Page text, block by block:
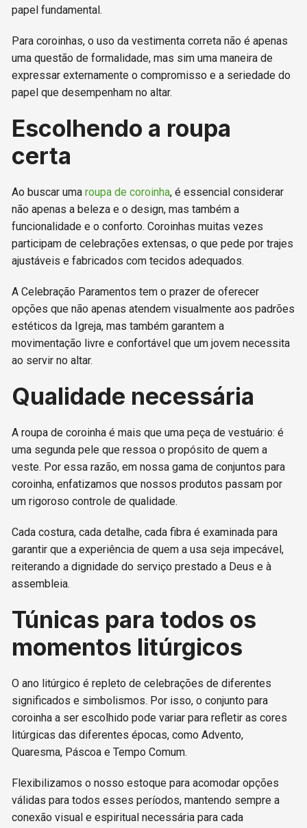
papel fundamental.
Para coroinhas, o uso da vestimenta correta não é apenas
uma questão de formalidade, mas sim uma maneira de
expressar externamente o compromisso e a seriedade do
papel que desempenham no altar.
Escolhendo a roupa
certa
Ao buscar umaroupa de coroinha, é essencial considerar
não apenas a beleza e o design, mas também a
funcionalidade e o conforto. Coroinhas muitas vezes
participam de celebrações extensas, o que pede por trajes
ajustáveis e fabricados com tecidos adequados.
A Celebração Paramentos tem o prazer de oferecer
opções que não apenas atendem visualmente aos padrões
estéticos da Igreja, mas também garantem a
movimentação livre e confortável que um jovem necessita
ao servir no altar.
Qualidade necessária
A roupa de coroinha é mais que uma peça de vestuário: é
uma segunda pele que ressoa o propósito de quem a
veste. Por essa razão, em nossa gama de conjuntos para
coroinha, enfatizamos que nossos produtos passam por
um rigoroso controle de qualidade.
Cada costura, cada detalhe, cada fibra é examinada para
garantir que a experiência de quem a usa seja impecável,
reiterando a dignidade do serviço prestado a Deus e à
assembleia.
Túnicas para todos os
momentos litúrgicos
O ano litúrgico é repleto de celebrações de diferentes
significados e simbolismos. Por isso, o conjunto para
coroinha a ser escolhido pode variar para refletir as cores
litúrgicas das diferentes épocas, como Advento,
Quaresma, Páscoa e Tempo Comum.
Flexibilizamos o nosso estoque para acomodar opções
válidas para todos esses períodos, mantendo sempre a
conexão visual e espiritual necessária para cada